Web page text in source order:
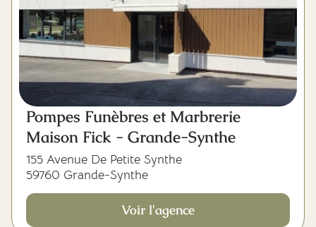
Pompes Funèbres et Marbrerie
Maison Fick - Grande-Synthe
155 Avenue De Petite Synthe
59760 Grande-Synthe
Voir l'agence